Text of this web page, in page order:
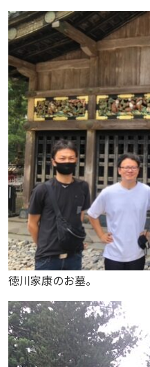
徳川家康のお墓。